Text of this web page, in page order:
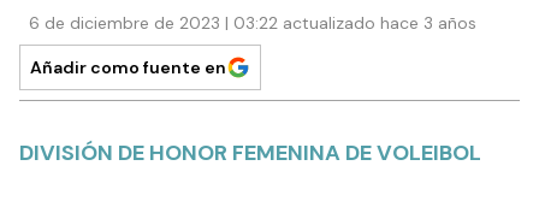
6 de diciembre de 2023 | 03:22 actualizado hace 3 años
Añadir como fuente en
DIVISIÓN DE HONOR FEMENINA DE VOLEIBOL